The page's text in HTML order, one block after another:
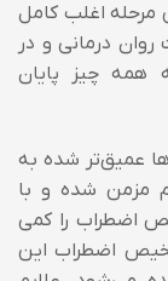
مرحله اغلب کامل
درمانی و در
همه چیز پایان
عمیق‌تر شده به
مزمن شده و با
اضطراب را کمی
اضطراب این